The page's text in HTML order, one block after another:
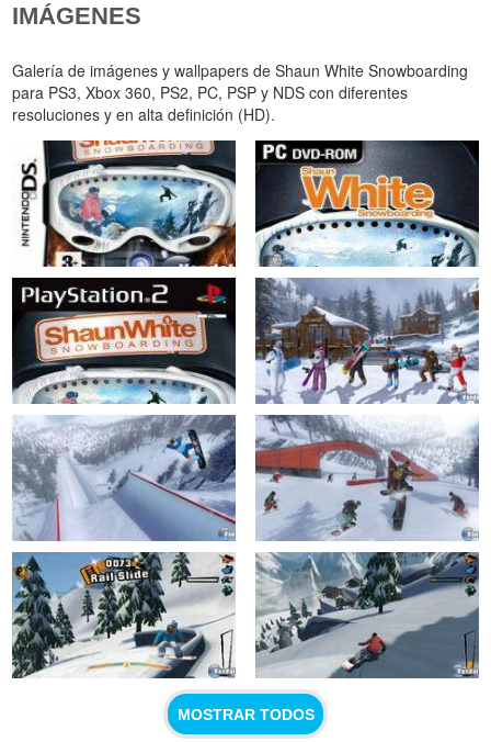
IMÁGENES
Galería de imágenes y wallpapers de Shaun White Snowboarding
para PS3, Xbox 360, PS2, PC, PSP y NDS con diferentes
resoluciones y en alta definición (HD).
MOSTRAR TODOS